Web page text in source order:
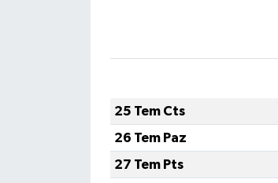
25 Tem Cts
26 Tem Paz
27 Tem Pts